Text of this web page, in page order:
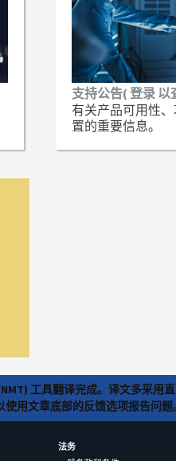
支持公告( 登录 以
有关产品可用性
置的重要信息。
工具翻译完成。译文多采用
用文章底部的反馈选项报告问题
法务